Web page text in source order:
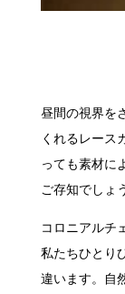
昼間の視界を
くれるレース
っても素材に
ご存知でしょ
コロニアルチ
私たちひとり
違います。自